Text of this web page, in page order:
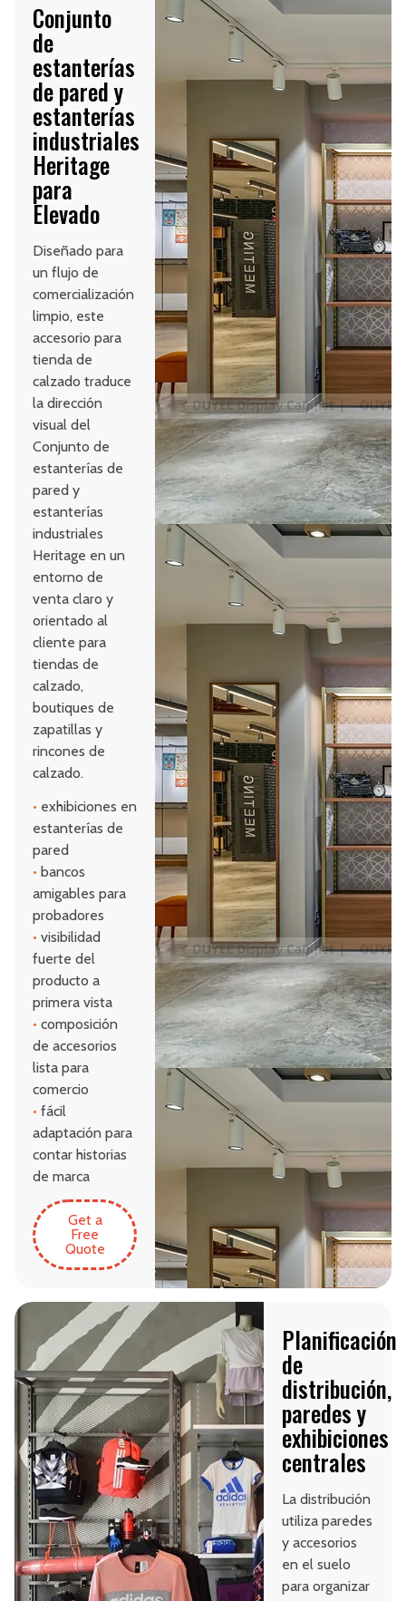
Conjunto
de
estanterías
de pared y
estanterías
industriales
Heritage
para
Elevado
Diseñado para
un flujo de
comercialización
limpio, este
accesorio para
tienda de
calzado traduce
la dirección
visual del
Conjunto de
estanterías de
pared y
estanterías
industriales
Heritage en un
entorno de
venta claro y
orientado al
cliente para
tiendas de
calzado,
boutiques de
zapatillas y
rincones de
calzado.
• exhibiciones en
estanterías de
pared
• bancos
amigables para
probadores
• visibilidad
fuerte del
producto a
primera vista
• composición
de accesorios
lista para
comercio
• fácil
adaptación para
contar historias
de marca
Get a
Free
Quote
Planificación
de
distribución,
paredes y
exhibiciones
centrales
La distribución
utiliza paredes
y accesorios
en el suelo
para organizar